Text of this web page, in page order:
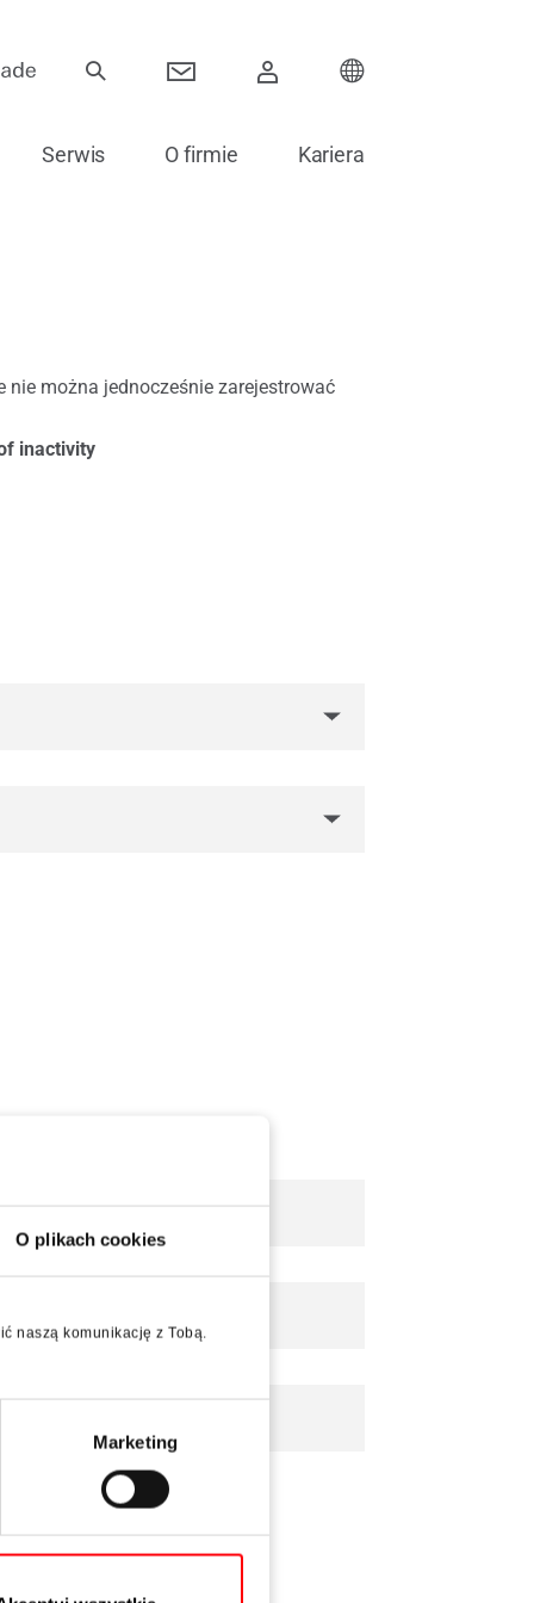
O plikach cookies
naszą komunikację z Tobą.
Marketing
Komponenty elektroniczne
Akcesoria do szklenia
Serwis O firmie Kariera
nie można jednocześnie zarejestrować
inactivity